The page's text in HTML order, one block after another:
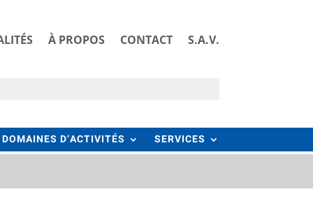
À PROPOS CONTACT S.A.V.
DOMAINES D’ACTIVITÉS SERVICES